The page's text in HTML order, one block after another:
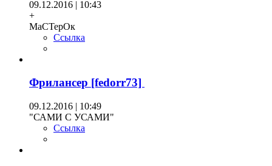
09.12.2016 | 10:43
+
МаСТерОк
Ссылка
Фрилансер [fedorr73]
09.12.2016 | 10:49
"САМИ С УСАМИ"
Ссылка